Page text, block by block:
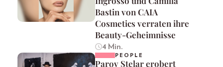
Bastin von CAIA
Cosmetics verraten ihre
Beauty-Geheimnisse
4 Min.
PEOPLE
Parov Stelar erobert